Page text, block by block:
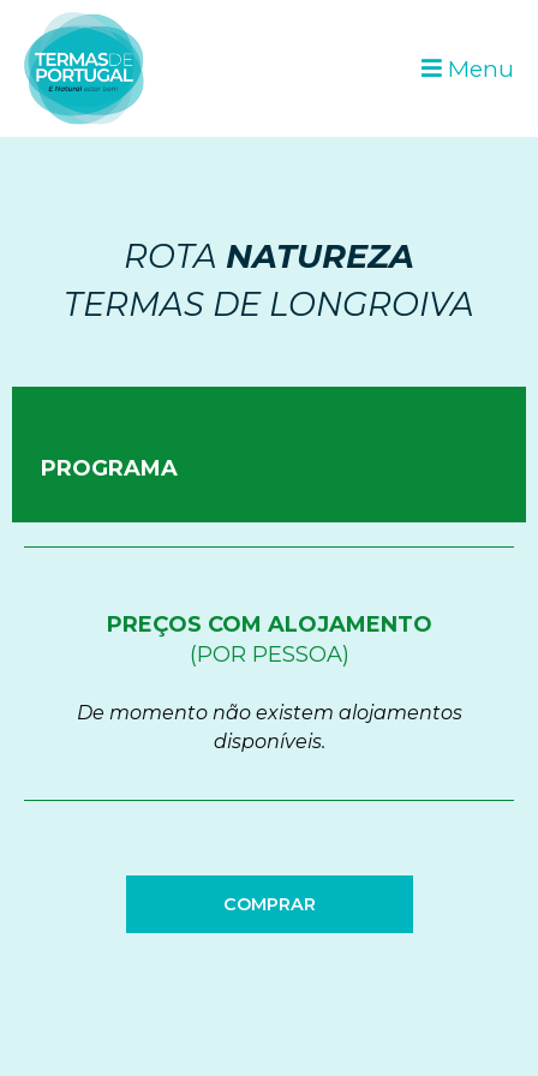
Menu
ROTA NATUREZA
TERMAS DE LONGROIVA
PROGRAMA
PREÇOS COM ALOJAMENTO
(POR PESSOA)
De momento não existem alojamentos
disponíveis.
COMPRAR